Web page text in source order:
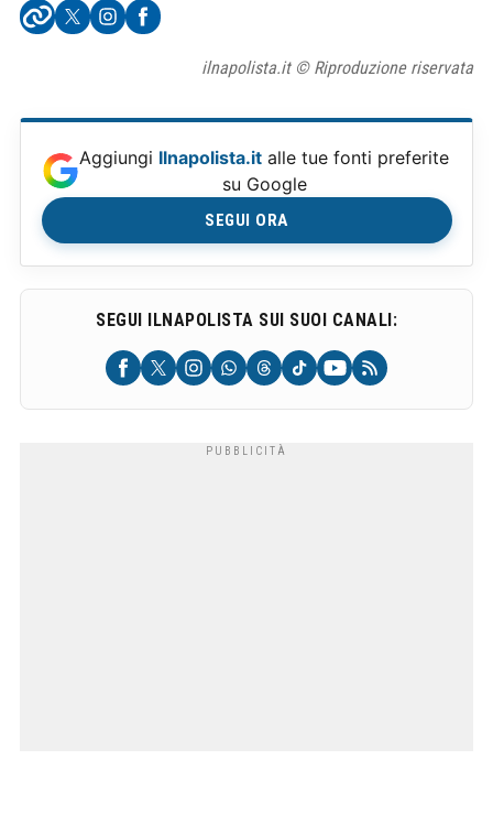
ilnapolista.it © Riproduzione riservata
Aggiungi Ilnapolista.it alle tue fonti preferite
su Google
SEGUI ORA
SEGUI ILNAPOLISTA SUI SUOI CANALI: